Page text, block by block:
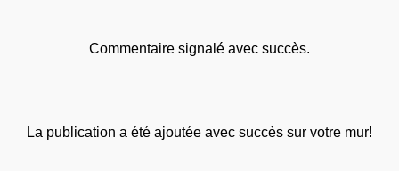
Commentaire signalé avec succès.
La publication a été ajoutée avec succès sur votre mur!